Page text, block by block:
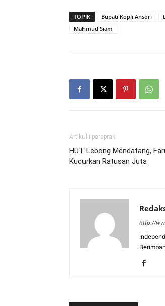
TOPIK Bupati Kopli Ansori
Mahmud Siam
Artikulli paraprak
HUT Lebong Mendatang,
Kucurkan Ratusan Juta
http://